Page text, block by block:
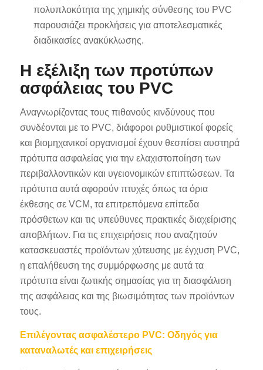
πολυπλοκότητα της χημικής σύνθεσης του PVC
παρουσιάζει προκλήσεις για αποτελεσματικές
διαδικασίες ανακύκλωσης.
Η εξέλιξη των προτύπων
ασφάλειας του PVC
Αναγνωρίζοντας τους πιθανούς κινδύνους που
συνδέονται με το PVC, διάφοροι ρυθμιστικοί φορείς
και βιομηχανικοί οργανισμοί έχουν θεσπίσει αυστηρά
πρότυπα ασφαλείας για την ελαχιστοποίηση των
περιβαλλοντικών και υγειονομικών επιπτώσεων. Τα
πρότυπα αυτά αφορούν πτυχές όπως τα όρια
έκθεσης σε VCM, τα επιτρεπόμενα επίπεδα
πρόσθετων και τις υπεύθυνες πρακτικές διαχείρισης
αποβλήτων. Για τις επιχειρήσεις που αναζητούν
κατασκευαστές προϊόντων χύτευσης με έγχυση PVC,
η επαλήθευση της συμμόρφωσης με αυτά τα
πρότυπα είναι ζωτικής σημασίας για τη διασφάλιση
της ασφάλειας και της βιωσιμότητας των προϊόντων
τους.
Επιλέγοντας ασφαλέστερο PVC: Οδηγός για
καταναλωτές και επιχειρήσεις